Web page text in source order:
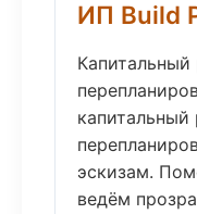
ИП Build
капитальный
эскизам.
ведём